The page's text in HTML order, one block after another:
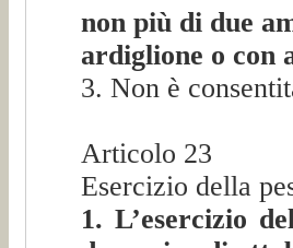
non più di due
ardiglione o con
3. Non è
Articolo 23
Esercizio della
1. L’esercizio